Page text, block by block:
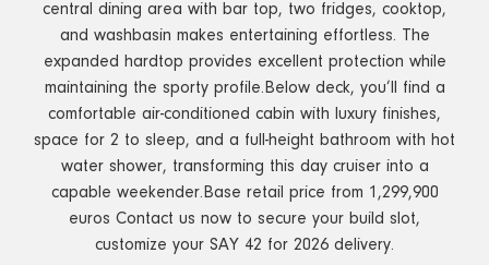
central dining area with bar top, two fridges, cooktop,
and washbasin makes entertaining effortless. The
expanded hardtop provides excellent protection while
maintaining the sporty profile.Below deck, you’ll find a
comfortable air-conditioned cabin with luxury finishes,
space for 2 to sleep, and a full-height bathroom with hot
water shower, transforming this day cruiser into a
capable weekender.Base retail price from 1,299,900
euros Contact us now to secure your build slot,
customize your SAY 42 for 2026 delivery.